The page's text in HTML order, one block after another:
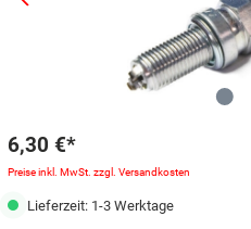
6,30 €*
Preise inkl. MwSt. zzgl. Versandkosten
Lieferzeit: 1-3 Werktage